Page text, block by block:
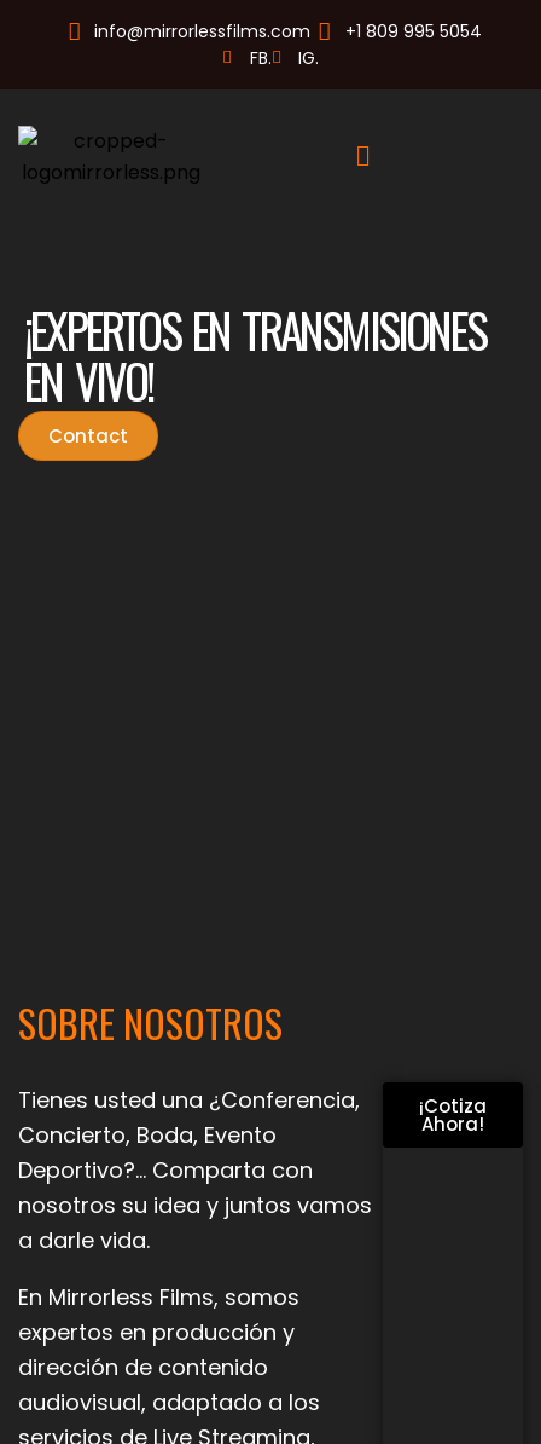
info@mirrorlessfilms.com
+1 809 995 5054
FB.
IG.
¡EXPERTOS EN TRANSMISIONES
EN VIVO!
Contact
SOBRE NOSOTROS
Tienes usted una ¿Conferencia,
Concierto, Boda, Evento
Deportivo?… Comparta con
nosotros su idea y juntos vamos
a darle vida.
En Mirrorless Films, somos
expertos en producción y
dirección de contenido
audiovisual, adaptado a los
servicios de Live Streaming,
¡Cotiza
Ahora!